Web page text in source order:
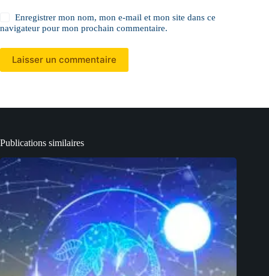
Enregistrer mon nom, mon e-mail et mon site dans ce
navigateur pour mon prochain commentaire.
Laisser un commentaire
Publications similaires